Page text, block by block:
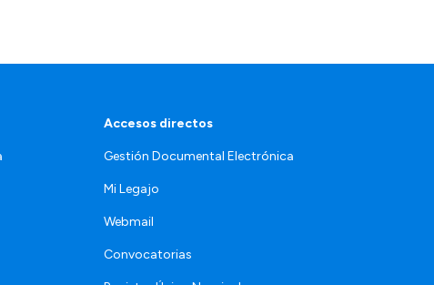
Accesos directos
Gestión Documental Electrónica
Mi Legajo
Webmail
Convocatorias